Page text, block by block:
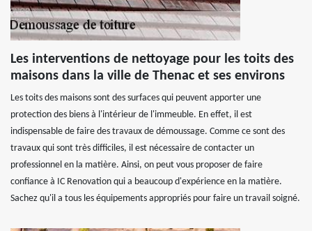
Les interventions de nettoyage pour les toits des
maisons dans la ville de Thenac et ses environs
Les toits des maisons sont des surfaces qui peuvent apporter une
protection des biens à l'intérieur de l'immeuble. En effet, il est
indispensable de faire des travaux de démoussage. Comme ce sont des
travaux qui sont très difficiles, il est nécessaire de contacter un
professionnel en la matière. Ainsi, on peut vous proposer de faire
confiance à IC Renovation qui a beaucoup d'expérience en la matière.
Sachez qu'il a tous les équipements appropriés pour faire un travail soigné.